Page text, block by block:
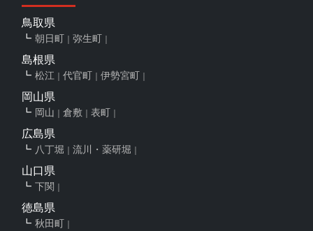
鳥取県
朝日町 弥生町
島根県
松江 代官町 伊勢宮町
岡山県
岡山 倉敷 表町
広島県
八丁堀 流川・薬研堀
山口県
下関
徳島県
秋田町